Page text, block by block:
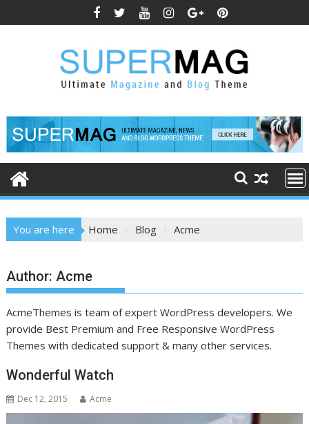
to
You are here Home Blog Acme
Author:Acme
AcmeThemes is team of expert WordPress developers. We
provide Best Premium and Free Responsive WordPress
Themes with dedicated support & many other services.
Wonderful Watch
Dec 12, 2015 Acme